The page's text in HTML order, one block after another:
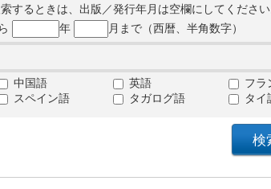
するときは、出版／発行年月は空欄にしてください
年 月まで（西暦、半角数字）
中国語 英語 フラ
スペイン語 タガログ語 タイ